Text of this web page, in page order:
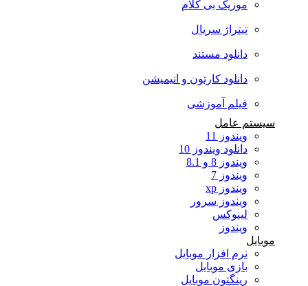
موزیک بی کلام
تیتراژ سریال
دانلود مستند
دانلود کارتون و انیمیشن
فیلم آموزشی
سیستم عامل
ویندوز 11
دانلود ویندوز 10
ویندوز 8 و 8.1
ویندوز 7
ویندوز xp
ویندوز سرور
لینوکس
ویندوز
موبایل
نرم افزار موبایل
بازی موبایل
رینگتون موبایل